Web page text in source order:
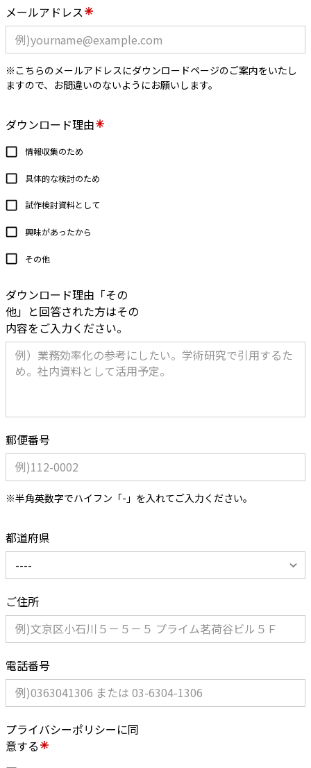
メールアドレス
※こちらのメールアドレスにダウンロードページのご案内をいたし
ますので、お間違いのないようにお願いします。
ダウンロード理由
情報収集のため
具体的な検討のため
試作検討資料として
興味があったから
その他
ダウンロード理由「その
他」と回答された方はその
内容をご入力ください。
郵便番号
※半角英数字でハイフン「-」を入れてご入力ください。
都道府県
ご住所
電話番号
プライバシーポリシーに同
意する